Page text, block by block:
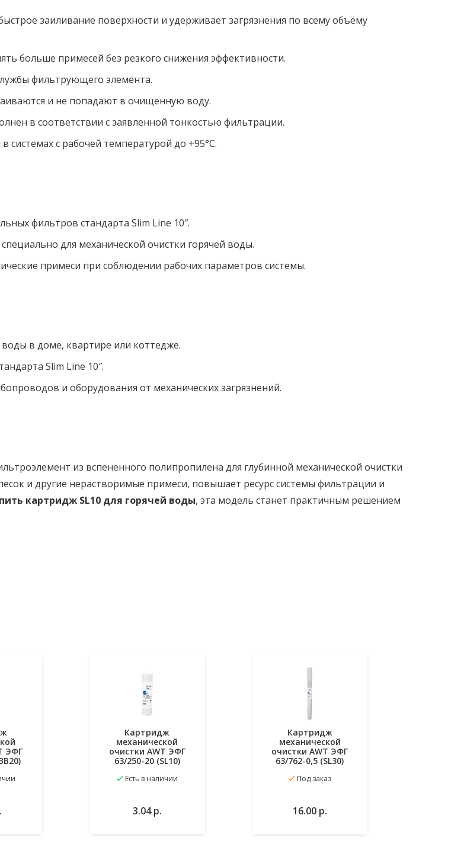
заиливание поверхности и удерживает загрязнения по всему объёму
больше примесей без резкого снижения эффективности.
фильтрующего элемента.
и не попадают в очищенную воду.
в соответствии с заявленной тонкостью фильтрации.
системах с рабочей температурой до +95°C.
фильтров стандарта Slim Line 10″.
для механической очистки горячей воды.
примеси при соблюдении рабочих параметров системы.
воды в доме, квартире или коттедже.
Slim Line 10″.
и оборудования от механических загрязнений.
из вспененного полипропилена для глубинной механической очистки
и другие нерастворимые примеси, повышает ресурс системы фильтрации и
картридж SL10 для горячей воды, эта модель станет практичным решением
ЭФГ
Картридж
механической
очистки AWT ЭФГ
63/250-20 (SL10)
Есть в наличии
3.04р.
избранное
Картридж
механической
очистки AWT ЭФГ
63/762-0,5 (SL30)
Под заказ
16.00 р.
избранное